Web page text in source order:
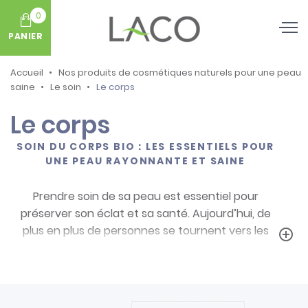
0
PANIER
Accueil
Nos produits de cosmétiques naturels pour une peau
saine
Le soin Le corps
Le corps
SOIN DU CORPS BIO : LES ESSENTIELS POUR
UNE PEAU RAYONNANTE ET SAINE
Prendre soin de sa peau est essentiel pour
préserver son éclat et sa santé. Aujourd’hui, de
plus en plus de personnes se tournent vers les
add_circle_outline